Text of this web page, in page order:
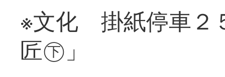
※文化 掛紙停車２
匠㊦」